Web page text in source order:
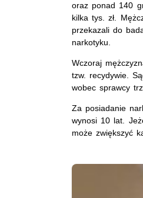
oraz ponad 140
kilka tys. zł.
przekazali do
narkotyku.
Wczoraj
tzw. recydywie.
wobec sprawcy
Za posiadanie
wynosi 10 lat.
może zwiększyć